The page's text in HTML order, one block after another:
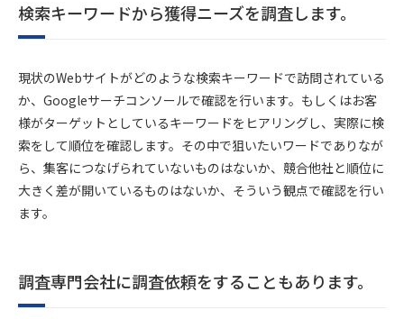
検索キーワードから獲得ニーズを調査します。
現状のWebサイトがどのような検索キーワードで訪問されている
か、Googleサーチコンソールで確認を行います。もしくはお客
様がターゲットとしているキーワードをヒアリングし、実際に検
索をして順位を確認します。その中で狙いたいワードでありなが
ら、集客につなげられていないものはないか、競合他社と順位に
大きく差が開いているものはないか、そういう観点で確認を行い
ます。
調査専門会社に調査依頼をすることもあります。